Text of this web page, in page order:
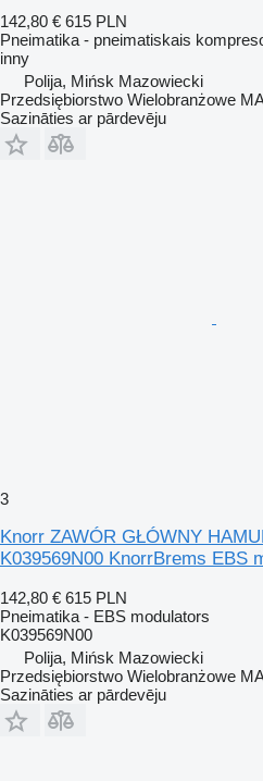
142,80 € 615 PLN
Pneimatika - pneimatiskais
inny
Polija, Mińsk Mazowiecki
Przedsiębiorstwo Wielobranżowe
Sazināties ar pārdevēju
3
Knorr ZAWÓR GŁÓWNY
K039569N00 KnorrBrems EBS
142,80 € 615 PLN
Pneimatika - EBS modulators
K039569N00
Polija, Mińsk Mazowiecki
Przedsiębiorstwo Wielobranżowe
Sazināties ar pārdevēju